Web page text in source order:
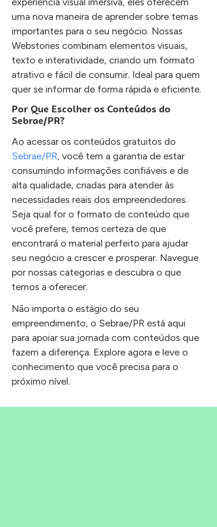
uma nova maneira de aprender sobre temas
importantes para o seu negócio. Nossas
Webstories combinam elementos visuais,
texto e interatividade, criando um formato
atrativo e fácil de consumir. Ideal para quem
quer se informar de forma rápida e eficiente.
Por Que Escolher os Conteúdos do
Sebrae/PR?
Ao acessar os conteúdos gratuitos do
Sebrae/PR, você tem a garantia de estar
consumindo informações confiáveis e de
alta qualidade, criadas para atender às
necessidades reais dos empreendedores.
Seja qual for o formato de conteúdo que
você prefere, temos certeza de que
encontrará o material perfeito para ajudar
seu negócio a crescer e prosperar. Navegue
por nossas categorias e descubra o que
temos a oferecer.
Não importa o estágio do seu
empreendimento, o Sebrae/PR está aqui
para apoiar sua jornada com conteúdos que
fazem a diferença. Explore agora e leve o
conhecimento que você precisa para o
próximo nível.